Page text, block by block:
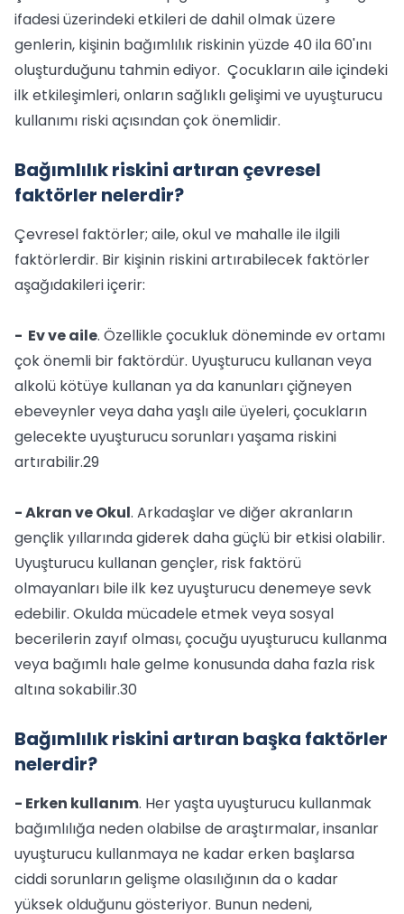
ifadesi üzerindeki etkileri de dahil olmak üzere
genlerin, kişinin bağımlılık riskinin yüzde 40 ila 60'ını
oluşturduğunu tahmin ediyor. Çocukların aile içindeki
ilk etkileşimleri, onların sağlıklı gelişimi ve uyuşturucu
kullanımı riski açısından çok önemlidir.
Bağımlılık riskini artıran çevresel
faktörler nelerdir?
Çevresel faktörler; aile, okul ve mahalle ile ilgili
faktörlerdir. Bir kişinin riskini artırabilecek faktörler
aşağıdakileri içerir:
- Ev ve aile. Özellikle çocukluk döneminde ev ortamı
çok önemli bir faktördür. Uyuşturucu kullanan veya
alkolü kötüye kullanan ya da kanunları çiğneyen
ebeveynler veya daha yaşlı aile üyeleri, çocukların
gelecekte uyuşturucu sorunları yaşama riskini
artırabilir.29
- Akran ve Okul. Arkadaşlar ve diğer akranların
gençlik yıllarında giderek daha güçlü bir etkisi olabilir.
Uyuşturucu kullanan gençler, risk faktörü
olmayanları bile ilk kez uyuşturucu denemeye sevk
edebilir. Okulda mücadele etmek veya sosyal
becerilerin zayıf olması, çocuğu uyuşturucu kullanma
veya bağımlı hale gelme konusunda daha fazla risk
altına sokabilir.30
Bağımlılık riskini artıran başka faktörler
nelerdir?
- Erken kullanım. Her yaşta uyuşturucu kullanmak
bağımlılığa neden olabilse de araştırmalar, insanlar
uyuşturucu kullanmaya ne kadar erken başlarsa
ciddi sorunların gelişme olasılığının da o kadar
yüksek olduğunu gösteriyor. Bunun nedeni,